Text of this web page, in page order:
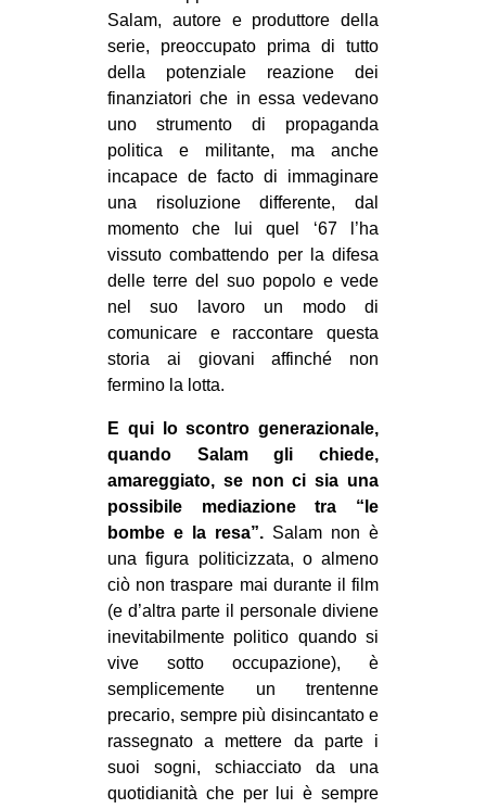
Salam, autore e produttore della
serie, preoccupato prima di tutto
della potenziale reazione dei
finanziatori che in essa vedevano
uno strumento di propaganda
politica e militante, ma anche
incapace de facto di immaginare
una risoluzione differente, dal
momento che lui quel ‘67 l’ha
vissuto combattendo per la difesa
delle terre del suo popolo e vede
nel suo lavoro un modo di
comunicare e raccontare questa
storia ai giovani affinché non
fermino la lotta.
E qui lo scontro generazionale,
quando Salam gli chiede,
amareggiato, se non ci sia una
possibile mediazione tra “le
bombe e la resa”. Salam non è
una figura politicizzata, o almeno
ciò non traspare mai durante il film
(e d’altra parte il personale diviene
inevitabilmente politico quando si
vive sotto occupazione), è
semplicemente un trentenne
precario, sempre più disincantato e
rassegnato a mettere da parte i
suoi sogni, schiacciato da una
quotidianità che per lui è sempre